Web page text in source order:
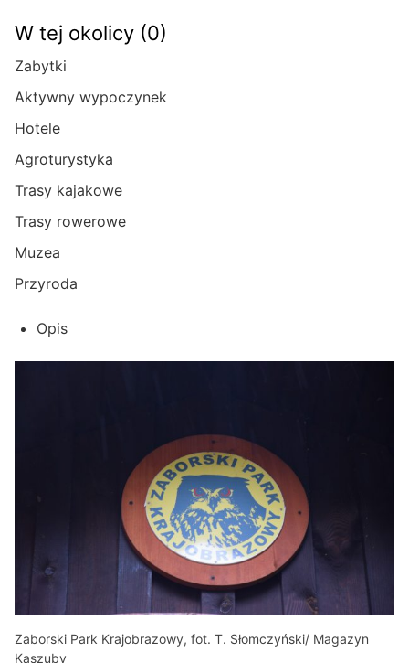
W tej okolicy (0)
Zabytki
Aktywny wypoczynek
Hotele
Agroturystyka
Trasy kajakowe
Trasy rowerowe
Muzea
Przyroda
Opis
Zaborski Park Krajobrazowy, fot. T. Słomczyński/ Magazyn
Kaszuby